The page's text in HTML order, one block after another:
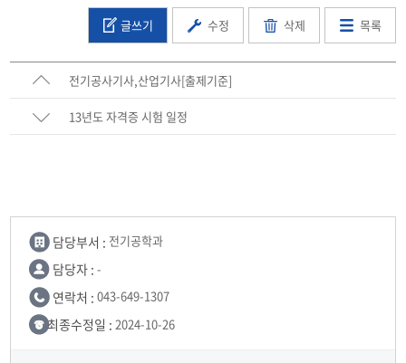
글쓰기 수정 삭제 목록
전기공사기사,산업기사[출제기준]
13년도 자격증 시험 일정
담당부서 : 전기공학과
담당자 : -
연락처 : 043-649-1307
최종수정일 : 2024-10-26